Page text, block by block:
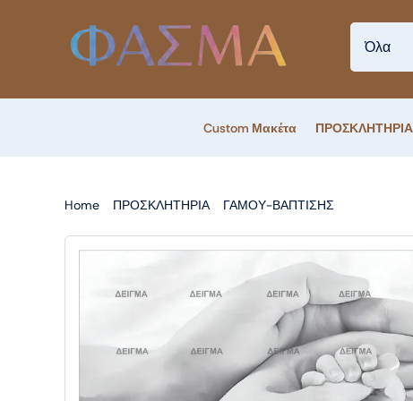
Custom Μακέτα ΠΡΟΣΚΛΗΤΗΡΙΑ
Home ΠΡΟΣΚΛΗΤΗΡΙΑ ΓΑΜΟΥ-ΒΑΠΤΙΣΗΣ